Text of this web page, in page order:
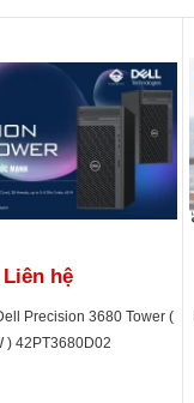
Liên hệ
Precision 3680 Tower (
) 42PT3680D02